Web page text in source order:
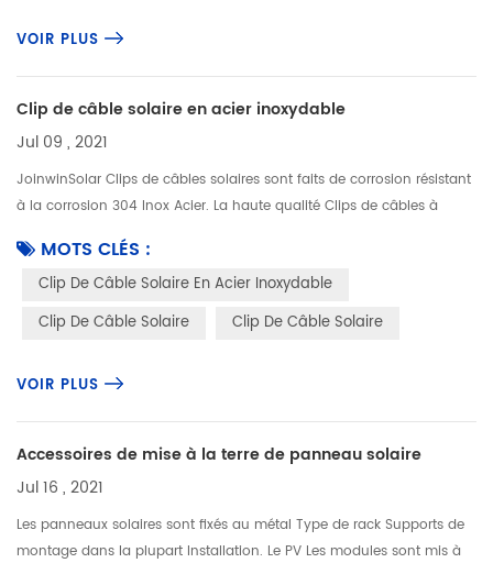
VOIR PLUS
Clip de câble solaire en acier inoxydable
Jul 09 , 2021
JoinwinSolar Clips de câbles solaires sont faits de corrosion résistant
à la corrosion 304 Inox Acier. La haute qualité Clips de câbles à
MOTS CLÉS :
Clip De Câble Solaire En Acier Inoxydable
Clip De Câble Solaire
Clip De Câble Solaire
VOIR PLUS
Accessoires de mise à la terre de panneau solaire
Jul 16 , 2021
Les panneaux solaires sont fixés au métal Type de rack Supports de
montage dans la plupart Installation. Le PV Les modules sont mis à